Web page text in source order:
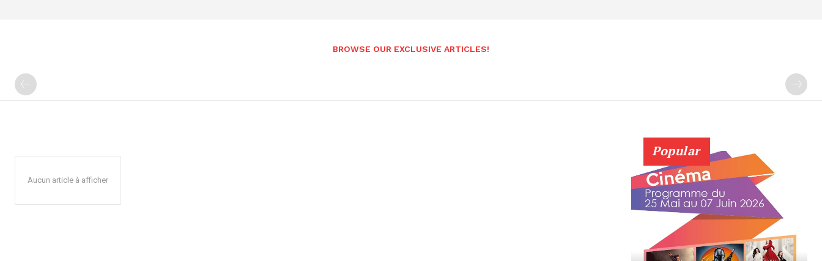
BROWSE OUR EXCLUSIVE ARTICLES!
Aucun article à afficher
Popular